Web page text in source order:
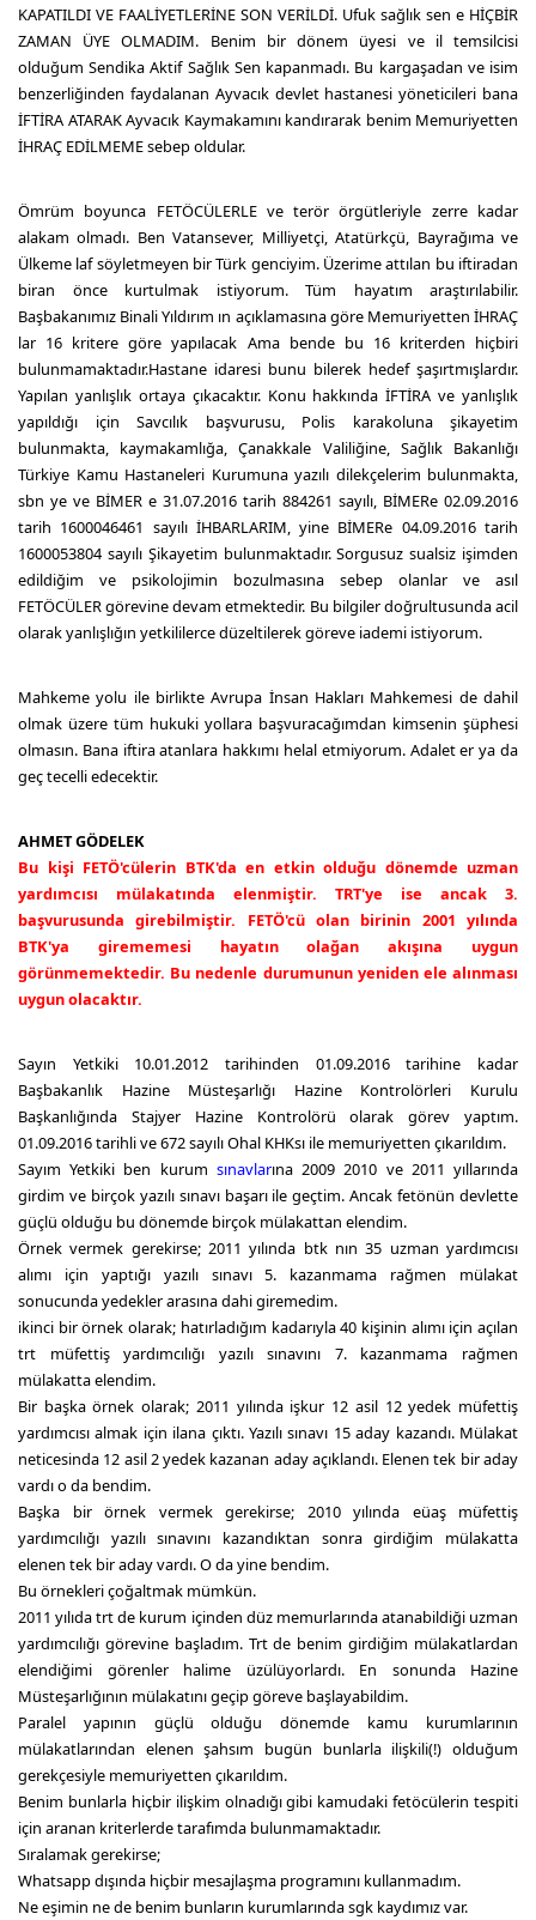
KAPATILDI VE FAALİYETLERİNE SON VERİLDİ. Ufuk sağlık sen e HİÇBİR
ZAMAN ÜYE OLMADIM. Benim bir dönem üyesi ve il temsilcisi
olduğum Sendika Aktif Sağlık Sen kapanmadı. Bu kargaşadan ve isim
benzerliğinden faydalanan Ayvacık devlet hastanesi yöneticileri bana
İFTİRA ATARAK Ayvacık Kaymakamını kandırarak benim Memuriyetten
İHRAÇ EDİLMEME sebep oldular.
Ömrüm boyunca FETÖCÜLERLE ve terör örgütleriyle zerre kadar
alakam olmadı. Ben Vatansever, Milliyetçi, Atatürkçü, Bayrağıma ve
Ülkeme laf söyletmeyen bir Türk genciyim. Üzerime attılan bu iftiradan
biran önce kurtulmak istiyorum. Tüm hayatım araştırılabilir.
Başbakanımız Binali Yıldırım ın açıklamasına göre Memuriyetten İHRAÇ
lar 16 kritere göre yapılacak Ama bende bu 16 kriterden hiçbiri
bulunmamaktadır.Hastane idaresi bunu bilerek hedef şaşırtmışlardır.
Yapılan yanlışlık ortaya çıkacaktır. Konu hakkında İFTİRA ve yanlışlık
yapıldığı için Savcılık başvurusu, Polis karakoluna şikayetim
bulunmakta, kaymakamlığa, Çanakkale Valiliğine, Sağlık Bakanlığı
Türkiye Kamu Hastaneleri Kurumuna yazılı dilekçelerim bulunmakta,
sbn ye ve BİMER e 31.07.2016 tarih 884261 sayılı, BİMERe 02.09.2016
tarih 1600046461 sayılı İHBARLARIM, yine BİMERe 04.09.2016 tarih
1600053804 sayılı Şikayetim bulunmaktadır. Sorgusuz sualsiz işimden
edildiğim ve psikolojimin bozulmasına sebep olanlar ve asıl
FETÖCÜLER görevine devam etmektedir. Bu bilgiler doğrultusunda acil
olarak yanlışlığın yetkililerce düzeltilerek göreve iademi istiyorum.
Mahkeme yolu ile birlikte Avrupa İnsan Hakları Mahkemesi de dahil
olmak üzere tüm hukuki yollara başvuracağımdan kimsenin şüphesi
olmasın. Bana iftira atanlara hakkımı helal etmiyorum. Adalet er ya da
geç tecelli edecektir.
AHMET GÖDELEK
Bu kişi FETÖ'cülerin BTK'da en etkin olduğu dönemde uzman
yardımcısı mülakatında elenmiştir. TRT'ye ise ancak 3.
başvurusunda girebilmiştir. FETÖ'cü olan birinin 2001 yılında
BTK'ya girememesi hayatın olağan akışına uygun
görünmemektedir. Bu nedenle durumunun yeniden ele alınması
uygun olacaktır.
Sayın Yetkiki 10.01.2012 tarihinden 01.09.2016 tarihine kadar
Başbakanlık Hazine Müsteşarlığı Hazine Kontrolörleri Kurulu
Başkanlığında Stajyer Hazine Kontrolörü olarak görev yaptım.
01.09.2016 tarihli ve 672 sayılı Ohal KHKsı ile memuriyetten çıkarıldım.
Sayım Yetkiki ben kurum sınavlarına 2009 2010 ve 2011 yıllarında
girdim ve birçok yazılı sınavı başarı ile geçtim. Ancak fetönün devlette
güçlü olduğu bu dönemde birçok mülakattan elendim.
Örnek vermek gerekirse; 2011 yılında btk nın 35 uzman yardımcısı
alımı için yaptığı yazılı sınavı 5. kazanmama rağmen mülakat
sonucunda yedekler arasına dahi giremedim.
ikinci bir örnek olarak; hatırladığım kadarıyla 40 kişinin alımı için açılan
trt müfettiş yardımcılığı yazılı sınavını 7. kazanmama rağmen
mülakatta elendim.
Bir başka örnek olarak; 2011 yılında işkur 12 asil 12 yedek müfettiş
yardımcısı almak için ilana çıktı. Yazılı sınavı 15 aday kazandı. Mülakat
neticesinda 12 asil 2 yedek kazanan aday açıklandı. Elenen tek bir aday
vardı o da bendim.
Başka bir örnek vermek gerekirse; 2010 yılında eüaş müfettiş
yardımcılığı yazılı sınavını kazandıktan sonra girdiğim mülakatta
elenen tek bir aday vardı. O da yine bendim.
Bu örnekleri çoğaltmak mümkün.
2011 yılıda trt de kurum içinden düz memurlarında atanabildiği uzman
yardımcılığı görevine başladım. Trt de benim girdiğim mülakatlardan
elendiğimi görenler halime üzülüyorlardı. En sonunda Hazine
Müsteşarlığının mülakatını geçip göreve başlayabildim.
Paralel yapının güçlü olduğu dönemde kamu kurumlarının
mülakatlarından elenen şahsım bugün bunlarla ilişkili(!) olduğum
gerekçesiyle memuriyetten çıkarıldım.
Benim bunlarla hiçbir ilişkim olnadığı gibi kamudaki fetöcülerin tespiti
için aranan kriterlerde tarafımda bulunmamaktadır.
Sıralamak gerekirse;
Whatsapp dışında hiçbir mesajlaşma programını kullanmadım.
Ne eşimin ne de benim bunların kurumlarında sgk kaydımız var.